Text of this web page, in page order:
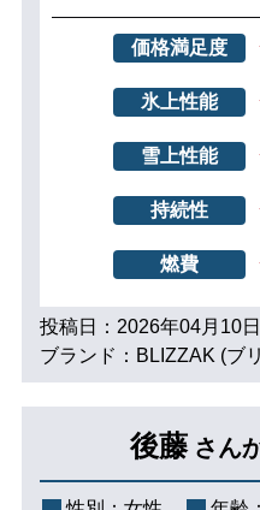
価格満足度
氷上性能
雪上性能
持続性
燃費
投稿日：2026年04月10日
ブランド：BLIZZAK (ブ
後藤 さん